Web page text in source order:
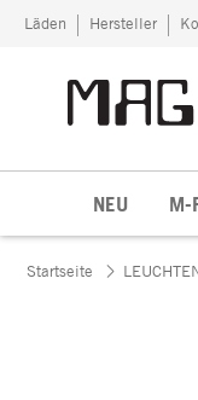
Zum Inhalt springen
Läden Hersteller
NEU M-
Startseite